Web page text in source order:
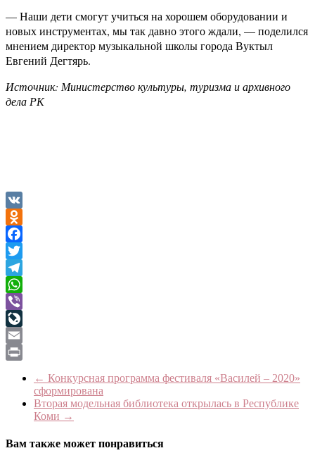
— Наши дети смогут учиться на хорошем оборудовании и
новых инструментах, мы так давно этого ждали, — поделился
мнением директор музыкальной школы города Вуктыл
Евгений Дегтярь.
Источник: Министерство культуры, туризма и архивного
дела РК
VK
Odnoklassniki
Facebook
Twitter
Telegram
WhatsApp
Viber
LiveJournal
Email
← Конкурсная программа фестиваля «Василей – 2020»
сформирована
Вторая модельная библиотека открылась в Республике
Коми →
Вам также может понравиться